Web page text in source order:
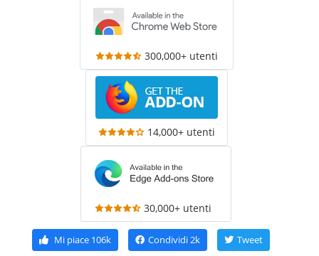
300,000+ utenti
14,000+ utenti
30,000+ utenti
Mi piace 106k Condividi2k Tweet